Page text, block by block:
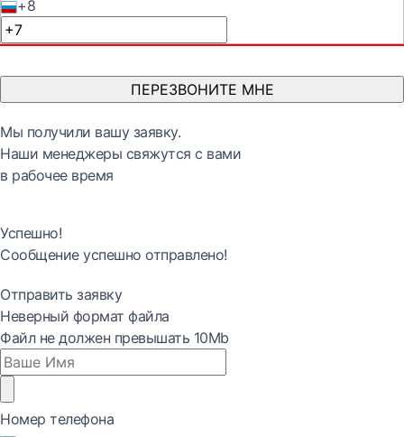
+8
ПЕРЕЗВОНИТЕ МНЕ
Мы получили вашу заявку.
Наши менеджеры свяжутся с вами
в рабочее время
Успешно!
Сообщение успешно отправлено!
Отправить заявку
Неверный формат файла
Файл не должен превышать 10Mb
Номер телефона